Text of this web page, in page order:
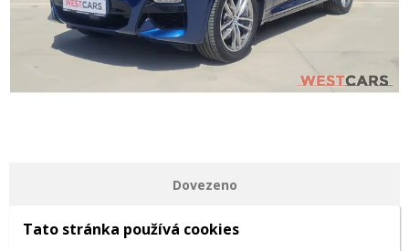
Dovezeno
Tato stránka používá cookies